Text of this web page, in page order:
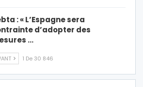
: « L’Espagne sera
d’adopter des
…
1 De 30 846